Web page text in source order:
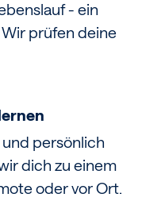
- ein
prüfen deine
persönlich
dich zu einem
oder vor Ort.